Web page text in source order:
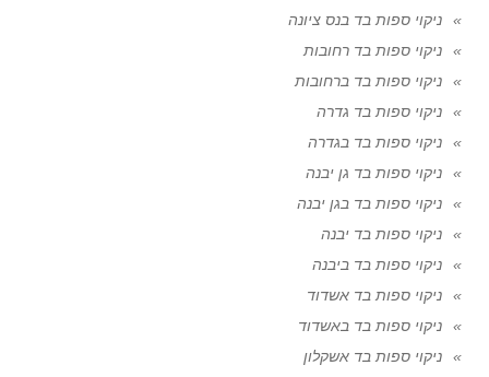
ניקוי ספות בד בנס ציונה
ניקוי ספות בד רחובות
ניקוי ספות בד ברחובות
ניקוי ספות בד גדרה
ניקוי ספות בד בגדרה
ניקוי ספות בד גן יבנה
ניקוי ספות בד בגן יבנה
ניקוי ספות בד יבנה
ניקוי ספות בד ביבנה
ניקוי ספות בד אשדוד
ניקוי ספות בד באשדוד
ניקוי ספות בד אשקלון